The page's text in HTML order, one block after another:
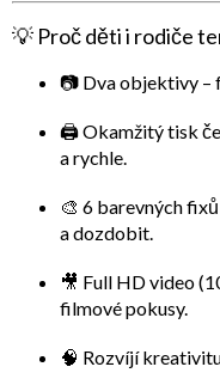
💡 Proč děti i rodiče
📷 Dva objektivy –
🖨️Okamžitý tisk
a rychle.
🎨 6 barevných fixů
a dozdobit.
🎥 Full HD video
filmové pokusy.
🧠 Rozvíjí